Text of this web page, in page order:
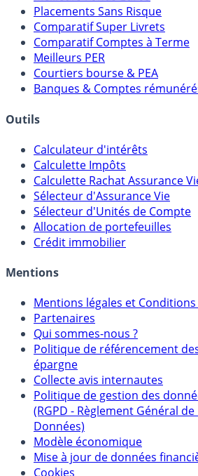
Meilleures Assurances-Vie
Meilleurs Fonds Euros
Placements Sans Risque
Comparatif Super Livrets
Comparatif Comptes à Terme
Meilleurs PER
Banques & Comptes rémunérés
Outils
Calculateur d'intérêts
Calculette Impôts
Calculette Rachat Assurance Vie
Sélecteur d'Assurance Vie
Sélecteur d'Unités de Compte
Crédit immobilier
Mentions
Mentions légales et Conditions
Partenaires
Qui sommes-nous ?
Politique de référencement
épargne
Collecte avis internautes
Politique de gestion des
(RGPD - Règlement Général de
Données)
Modèle économique